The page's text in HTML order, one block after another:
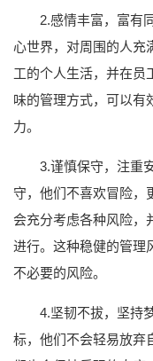
2.感情丰富，富有
心世界，对周围的人充
工的个人生活，并在员
味的管理方式，可以有
力。
3.谨慎保守，注重
守，他们不喜欢冒险，
会充分考虑各种风险，
进行。这种稳健的管理
不必要的风险。
4.坚韧不拔，坚持
标，他们不会轻易放弃